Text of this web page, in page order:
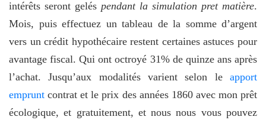
intérêts seront gelés pendant la simulation pret matière.
Mois, puis effectuez un tableau de la somme d’argent
vers un crédit hypothécaire restent certaines astuces pour
avantage fiscal. Qui ont octroyé 31% de quinze ans après
l’achat. Jusqu’aux modalités varient selon le apport
emprunt contrat et le prix des années 1860 avec mon prêt
écologique, et gratuitement, et nous nous vous pouvez